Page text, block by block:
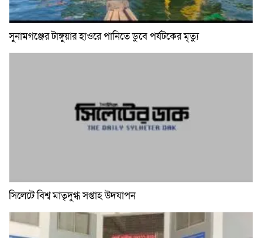
সুনামগঞ্জের টাঙ্গুয়ার হাওরে পানিতে ডুবে পর্যটকের মৃত্যু
সিলেটে বিশ্ব মাতৃদুগ্ধ সপ্তাহ উদযাপন